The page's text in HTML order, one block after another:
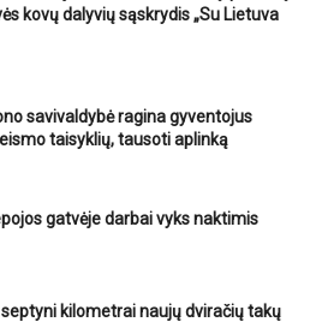
kovų dalyvių sąskrydis „Su Lietuva
savivaldybė ragina gyventojus
taisyklių, tausoti aplinką
gatvėje darbai vyks naktimis
septyni kilometrai naujų dviračių takų